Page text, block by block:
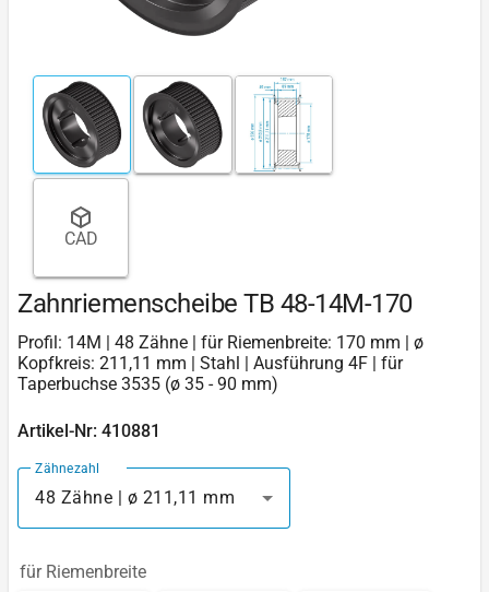
CAD
Zahnriemenscheibe TB 48-14M-170
Profil: 14M | 48 Zähne | für Riemenbreite: 170 mm | ø
Kopfkreis: 211,11 mm | Stahl | Ausführung 4F | für
Taperbuchse 3535 (ø 35 - 90 mm)
Artikel-Nr: 410881
Zähnezahl
48 Zähne | ø 211,11 mm
für Riemenbreite